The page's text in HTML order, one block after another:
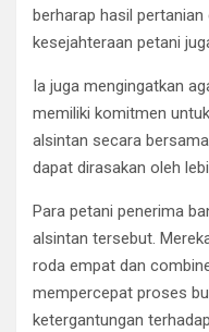
berharap hasil
kesejahteraan petani
Ia juga mengingatkan
memiliki komitmen
alsintan secara
dapat dirasakan oleh
Para petani penerima
alsintan tersebut.
roda empat dan
mempercepat proses
ketergantungan